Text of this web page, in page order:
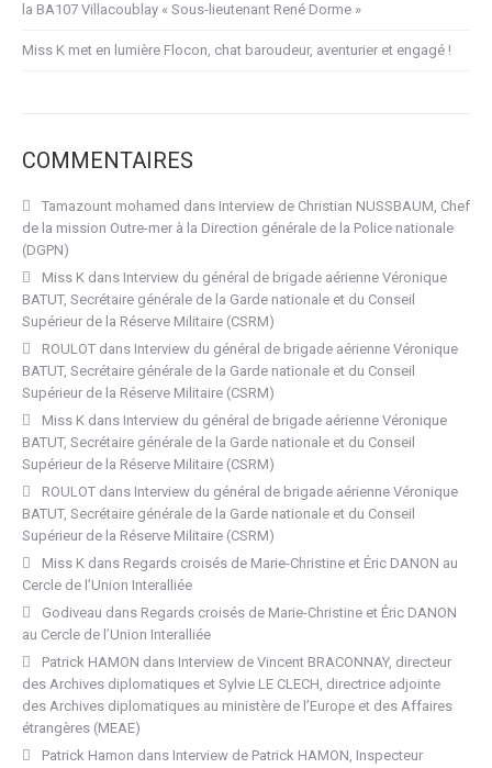
la BA107 Villacoublay « Sous-lieutenant René Dorme »
Miss K met en lumière Flocon, chat baroudeur, aventurier et engagé !
COMMENTAIRES
Tamazount mohamed dans Interview de Christian NUSSBAUM, Chef
de la mission Outre-mer à la Direction générale de la Police nationale
(DGPN)
Miss K dans Interview du général de brigade aérienne Véronique
BATUT, Secrétaire générale de la Garde nationale et du Conseil
Supérieur de la Réserve Militaire (CSRM)
ROULOT dans Interview du général de brigade aérienne Véronique
BATUT, Secrétaire générale de la Garde nationale et du Conseil
Supérieur de la Réserve Militaire (CSRM)
Miss K dans Interview du général de brigade aérienne Véronique
BATUT, Secrétaire générale de la Garde nationale et du Conseil
Supérieur de la Réserve Militaire (CSRM)
ROULOT dans Interview du général de brigade aérienne Véronique
BATUT, Secrétaire générale de la Garde nationale et du Conseil
Supérieur de la Réserve Militaire (CSRM)
Miss K dans Regards croisés de Marie-Christine et Éric DANON au
Cercle de l’Union Interalliée
Godiveau dans Regards croisés de Marie-Christine et Éric DANON
au Cercle de l’Union Interalliée
Patrick HAMON dans Interview de Vincent BRACONNAY, directeur
des Archives diplomatiques et Sylvie LE CLECH, directrice adjointe
des Archives diplomatiques au ministère de l’Europe et des Affaires
étrangères (MEAE)
Patrick Hamon dans Interview de Patrick HAMON, Inspecteur